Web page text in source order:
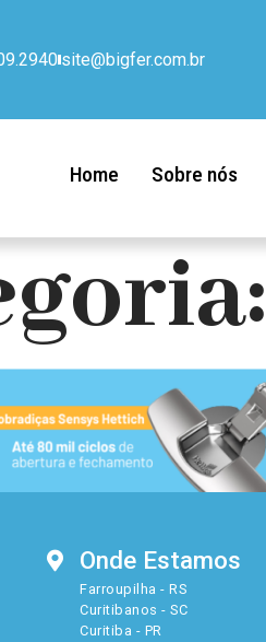
site@bigfer.com.br
Home Sobre nós
Onde Estamos
Farroupilha - RS
Curitibanos - SC
Curitiba - PR